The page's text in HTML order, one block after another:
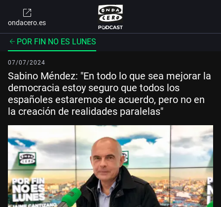
ondacero.es
POR FIN NO ES LUNES
07/07/2024
Sabino Méndez: "En todo lo que sea mejorar la
democracia estoy seguro que todos los
españoles estaremos de acuerdo, pero no en
la creación de realidades paralelas"